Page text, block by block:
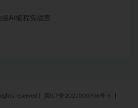
级AI编程实战营
reserved 冀ICP备2022000706号-6